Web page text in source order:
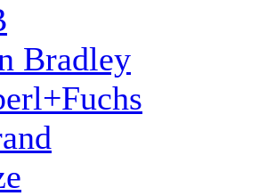
Bradley